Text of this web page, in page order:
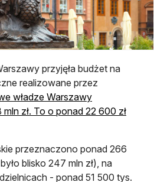
przyjęła budżet na
realizowane przez
władze Warszawy
zł. To o ponad 22 600 zł
przeznaczono ponad 266
blisko 247 mln zł), na
- ponad 51 500 tys.